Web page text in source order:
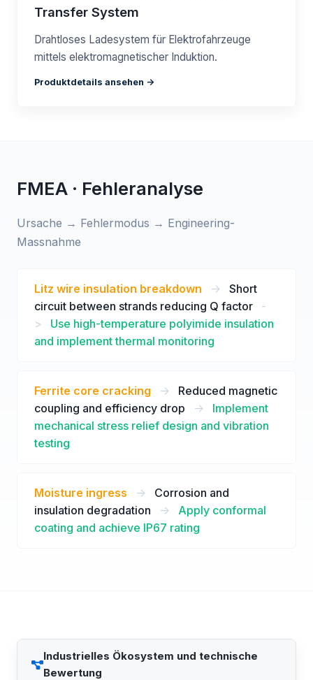
Transfer System
Drahtloses Ladesystem für Elektrofahrzeuge
mittels elektromagnetischer Induktion.
Produktdetails ansehen ->
FMEA · Fehleranalyse
Ursache → Fehlermodus → Engineering-
Massnahme
Litz wire insulation breakdown ->
Short
circuit between strands reducing Q factor
-
>
Use high-temperature polyimide insulation
and implement thermal monitoring
Ferrite core cracking ->
Reduced magnetic
coupling and efficiency drop
->
Implement
mechanical stress relief design and vibration
testing
Moisture ingress ->
Corrosion and
insulation degradation
->
Apply conformal
coating and achieve IP67 rating
Industrielles Ökosystem und technische
Bewertung